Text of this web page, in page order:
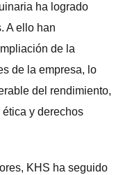
ha logrado
A ello han
de la
de la empresa, lo
del rendimiento,
y derechos
KHS ha seguido